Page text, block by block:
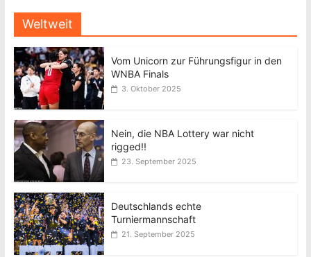
Weltweit
Vom Unicorn zur Führungsfigur in den
WNBA Finals
3. Oktober 2025
Nein, die NBA Lottery war nicht
rigged!!
23. September 2025
Deutschlands echte
Turniermannschaft
21. September 2025